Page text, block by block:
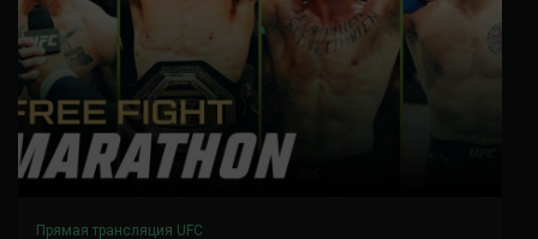
Прямая трансляция UFC